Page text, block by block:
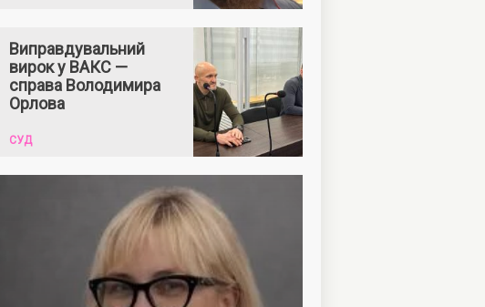
Виправдувальний
вирок у ВАКС —
справа Володимира
Орлова
СУД